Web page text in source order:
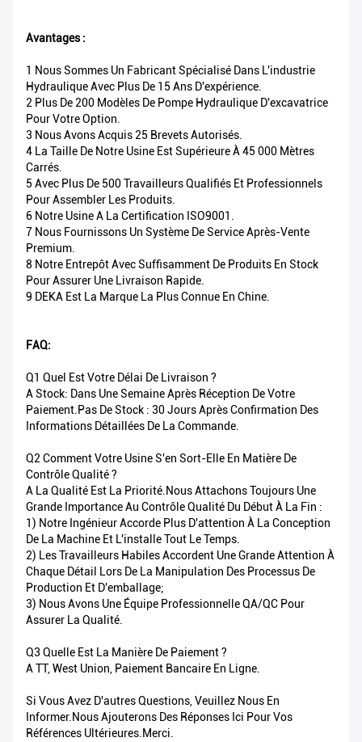
Avantages :
1 Nous Sommes Un Fabricant Spécialisé Dans L'industrie
Hydraulique Avec Plus De 15 Ans D'expérience.
2 Plus De 200 Modèles De Pompe Hydraulique D'excavatrice
Pour Votre Option.
3 Nous Avons Acquis 25 Brevets Autorisés.
4 La Taille De Notre Usine Est Supérieure À 45 000 Mètres
Carrés.
5 Avec Plus De 500 Travailleurs Qualifiés Et Professionnels
Pour Assembler Les Produits.
6 Notre Usine A La Certification ISO9001.
7 Nous Fournissons Un Système De Service Après-Vente
Premium.
8 Notre Entrepôt Avec Suffisamment De Produits En Stock
Pour Assurer Une Livraison Rapide.
9 DEKA Est La Marque La Plus Connue En Chine.
FAQ:
Q1 Quel Est Votre Délai De Livraison ?
A Stock: Dans Une Semaine Après Réception De Votre
Paiement.Pas De Stock : 30 Jours Après Confirmation Des
Informations Détaillées De La Commande.
Q2 Comment Votre Usine S'en Sort-Elle En Matière De
Contrôle Qualité ?
A La Qualité Est La Priorité.Nous Attachons Toujours Une
Grande Importance Au Contrôle Qualité Du Début À La Fin :
1) Notre Ingénieur Accorde Plus D'attention À La Conception
De La Machine Et L'installe Tout Le Temps.
2) Les Travailleurs Habiles Accordent Une Grande Attention À
Chaque Détail Lors De La Manipulation Des Processus De
Production Et D'emballage;
3) Nous Avons Une Équipe Professionnelle QA/QC Pour
Assurer La Qualité.
Q3 Quelle Est La Manière De Paiement ?
A TT, West Union, Paiement Bancaire En Ligne.
Si Vous Avez D'autres Questions, Veuillez Nous En
Informer.Nous Ajouterons Des Réponses Ici Pour Vos
Références Ultérieures.Merci.